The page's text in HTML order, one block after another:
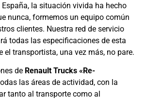
España, la situación vivida ha hecho
nunca, formemos un equipo común
clientes. Nuestra red de servicio
todas las especificaciones de esta
el transportista, una vez más, no pare.
de Renault Trucks «Re-
las áreas de actividad, con la
tanto al transporte como al